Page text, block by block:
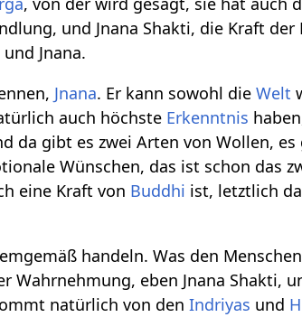
und Jnana Shakti, die Kraft
Jnana.
Jnana. Er kann sowohl dieWelt
auch höchste Erkenntnis
da gibt es zwei Arten von Wollen,
Wünschen, das ist schon das
eine Kraft von Buddhi ist, letztlich
handeln. Was den
Wahrnehmung, eben Jnana Shakti,
natürlich von denIndriyas und